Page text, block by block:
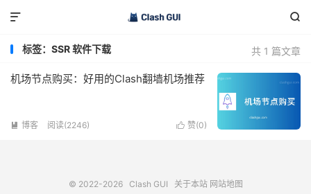


共 1 篇文章
标签：SSR 软件下载
机场节点购买：好用的Clash翻墙机场推荐
 赞(0)
 博客 阅读(2246)
© 2022-2026 Clash GUI 关于本站 网站地图